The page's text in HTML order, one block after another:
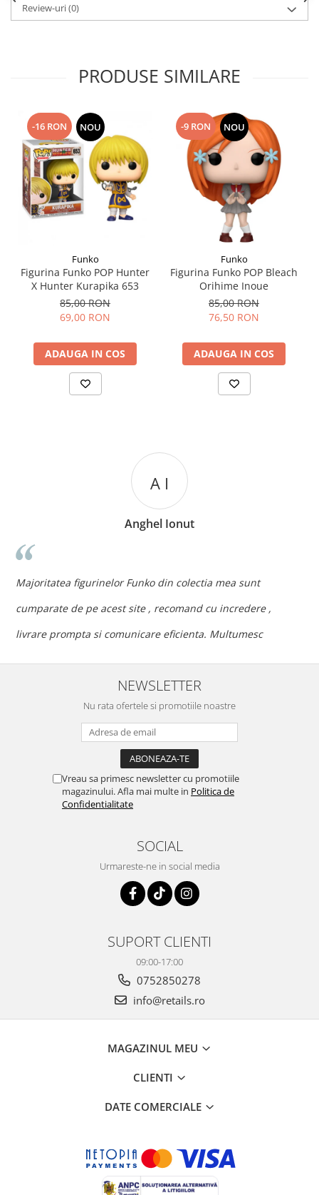
Review-uri(0)
PRODUSE SIMILARE
-16 RON NOU
Funko
Figurina Funko POP Hunter
X Hunter Kurapika 653
85,00 RON
69,00 RON
ADAUGA IN COS
-9 RON NOU
Funko
Figurina Funko POP Bleach
Orihime Inoue
85,00 RON
76,50 RON
ADAUGA IN COS
A I
Anghel Ionut
Majoritatea figurinelor Funko din colectia mea sunt
cumparate de pe acest site , recomand cu incredere ,
livrare prompta si comunicare eficienta. Multumesc
NEWSLETTER
Nu rata ofertele si promotiile noastre
Vreau sa primesc newsletter cu promotiile
magazinului. Afla mai multe in Politica de
Confidentialitate
SOCIAL
Urmareste-ne in social media
SUPORT CLIENTI
09:00-17:00
0752850278
info@retails.ro
MAGAZINUL MEU
CLIENTI
DATE COMERCIALE